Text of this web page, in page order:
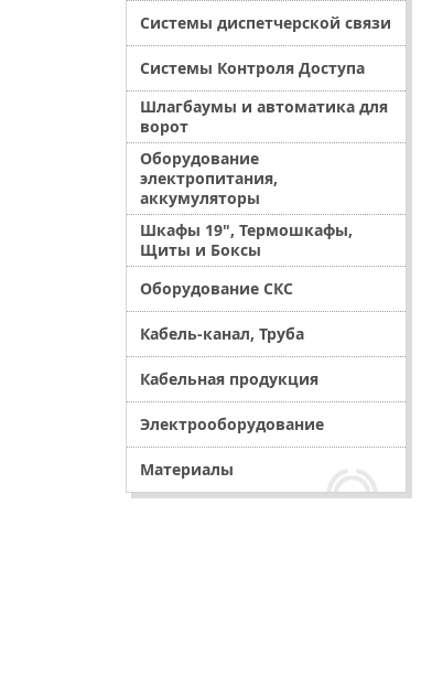
Системы диспетчерской связи
Системы Контроля Доступа
Шлагбаумы и автоматика для
ворот
Оборудование
электропитания,
аккумуляторы
Шкафы 19", Термошкафы,
Щиты и Боксы
Оборудование СКС
Кабель-канал, Труба
Кабельная продукция
Электрооборудование
Материалы